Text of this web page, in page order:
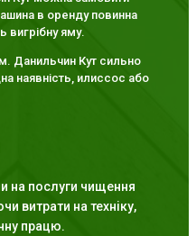
в оренду повинна
вигрібну яму.
Данильчин Кут сильно
наявність, илиссос або
на послуги чищення
витрати на техніку,
працю.